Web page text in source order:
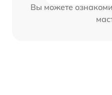
Вы можете